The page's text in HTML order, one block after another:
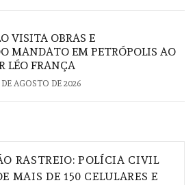
VISITA OBRAS E
MANDATO EM PETRÓPOLIS AO
LÉO FRANÇA
DE AGOSTO DE 2026
RASTREIO: POLÍCIA CIVIL
MAIS DE 150 CELULARES E